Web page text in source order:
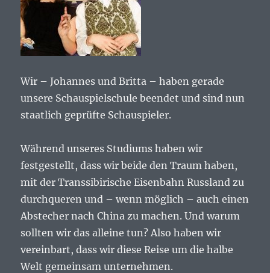
Wir – Johannes und Britta – haben gerade
unsere Schauspielschule beendet und sind nun
staatlich geprüfte Schauspieler.
Während unseres Studiums haben wir
festgestellt, dass wir beide den Traum haben,
mit der Transsibirische Eisenbahn Russland zu
durchqueren und – wenn möglich – auch einen
Abstecher nach China zu machen. Und warum
sollten wir das alleine tun? Also haben wir
vereinbart, dass wir diese Reise um die halbe
Welt gemeinsam unternehmen.